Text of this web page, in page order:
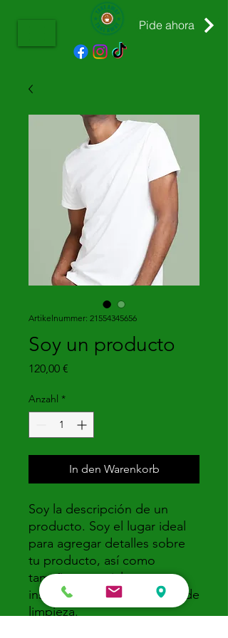
Pide ahora
Artikelnummer: 21554345656
Soy un producto
120,00 €
Anzahl *
In den Warenkorb
Soy la descripción de un
producto. Soy el lugar ideal
para agregar detalles sobre
tu producto, así como
tamaño, materiales,
instrucciones de cuidado y de
limpieza.